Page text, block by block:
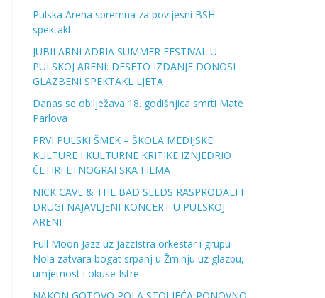
Pulska Arena spremna za povijesni BSH
spektakl
JUBILARNI ADRIA SUMMER FESTIVAL U
PULSKOJ ARENI: DESETO IZDANJE DONOSI
GLAZBENI SPEKTAKL LJETA
Danas se obilježava 18. godišnjica smrti Mate
Parlova
PRVI PULSKI ŠMEK – ŠKOLA MEDIJSKE
KULTURE I KULTURNE KRITIKE IZNJEDRIO
ČETIRI ETNOGRAFSKA FILMA
NICK CAVE & THE BAD SEEDS RASPRODALI I
DRUGI NAJAVLJENI KONCERT U PULSKOJ
ARENI
Full Moon Jazz uz JazzIstra orkestar i grupu
Nola zatvara bogat srpanj u Žminju uz glazbu,
umjetnost i okuse Istre